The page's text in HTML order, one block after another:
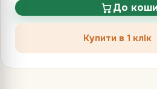
До
Купити в 1 клік